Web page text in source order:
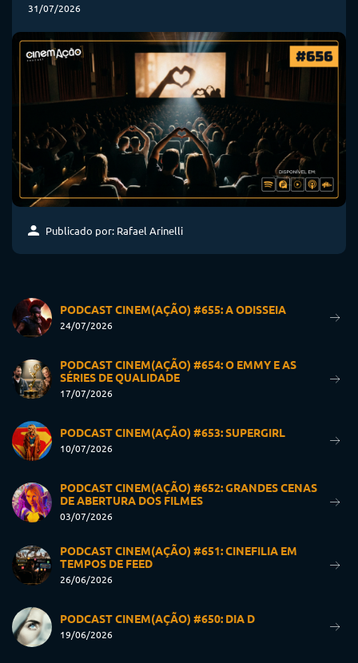
31/07/2026
Publicado por: Rafael Arinelli
PODCAST CINEM(AÇÃO) #655: A ODISSEIA
24/07/2026
PODCAST CINEM(AÇÃO) #654: O EMMY E AS
SÉRIES DE QUALIDADE
17/07/2026
PODCAST CINEM(AÇÃO) #653: SUPERGIRL
10/07/2026
PODCAST CINEM(AÇÃO) #652: GRANDES CENAS
DE ABERTURA DOS FILMES
03/07/2026
PODCAST CINEM(AÇÃO) #651: CINEFILIA EM
TEMPOS DE FEED
26/06/2026
PODCAST CINEM(AÇÃO) #650: DIA D
19/06/2026